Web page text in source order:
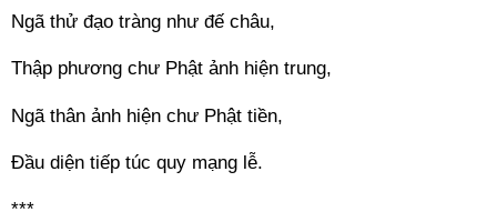
Ngã thử đạo tràng như đế châu,
Thập phương chư Phật ảnh hiện trung,
Ngã thân ảnh hiện chư Phật tiền,
Đầu diện tiếp túc quy mạng lễ.
***